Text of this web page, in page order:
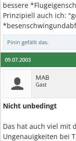
bessere
Prinzipiell auch ich:
Pinin gefällt das.
09.07.2003
MAB
Gast
Nicht unbedingt
Das hat auch viel mit
Ungenauigkeiten bei